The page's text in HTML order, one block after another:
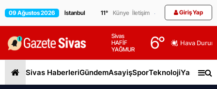
09 Ağustos 2026 11° Künye İletişim Giriş Yap
Sivas
HAFİF
YAĞMUR
6° Hava
Sivas HaberleriGündemAsayişSporTeknolojiYaşam